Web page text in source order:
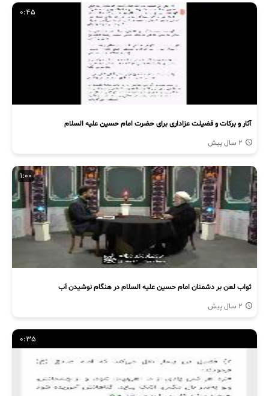
0:45
آثار و برکات و فضیلت عزاداری برای حضرت امام حسین علیه السلام
1:00
ثواب لعن بر دشمنان امام حسین علیه السلام در هنگام نوشیدن آب
0:35